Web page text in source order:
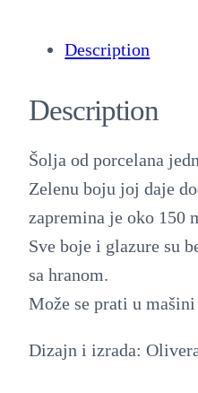
Description
Description
Šolja od porcelana
Zelenu boju joj daje
zapremina je oko 150
Sve boje i glazure su
sa hranom.
Može se prati u mašini
Dizajn i izrada: